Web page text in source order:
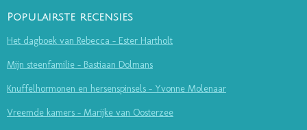
Populairste recensies
Het dagboek van Rebecca - Ester Hartholt
Mijn steenfamilie - Bastiaan Dolmans
Knuffelhormonen en hersenspinsels - Yvonne Molenaar
Vreemde kamers - Marijke van Oosterzee